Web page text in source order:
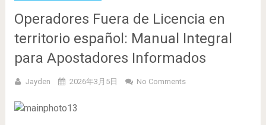
Operadores Fuera de Licencia en
territorio español: Manual Integral
para Apostadores Informados
Jayden 2026年3月5日 No Comments